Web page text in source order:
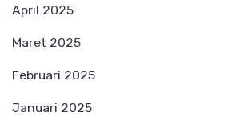
April 2025
Maret 2025
Februari 2025
Januari 2025